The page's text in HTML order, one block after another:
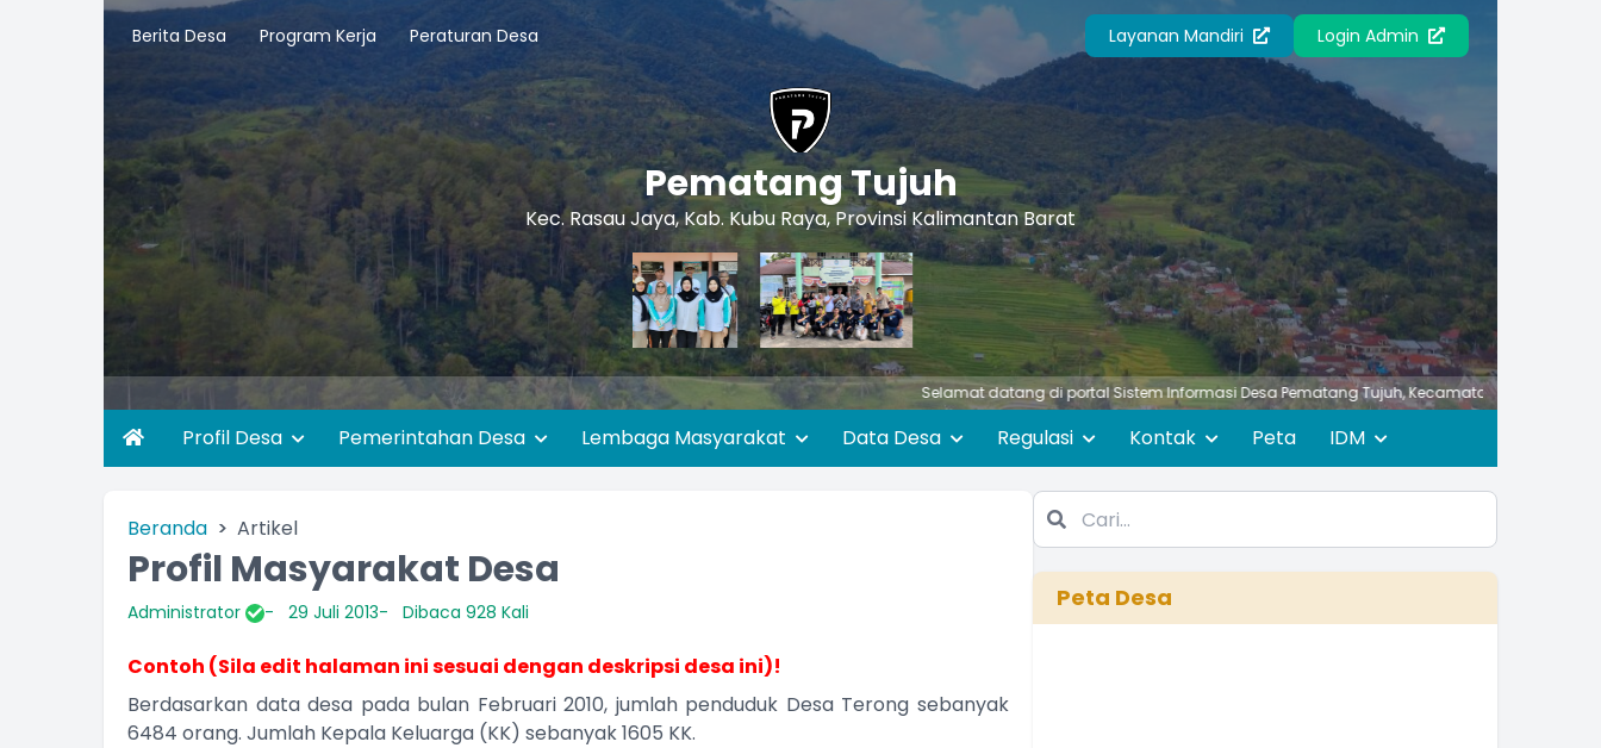
Berita Desa Program Kerja Peraturan Desa Layanan Mandiri Login Admin
Pematang Tujuh
Kec. Rasau Jaya, Kab. Kubu Raya, Provinsi Kalimantan Barat
Selamat datang di portal Sistem Informasi Desa Pematang Tujuh, Kecamatan Rasau Jaya, Kabupaten
Profil Desa Pemerintahan Desa Lembaga Masyarakat Data Desa Regulasi Kontak Peta IDM
Beranda Artikel
Profil Masyarakat Desa
Administrator 29 Juli 2013 Dibaca 928 Kali
Contoh (Sila edit halaman ini sesuai dengan deskripsi desa ini)!
Berdasarkan data desa pada bulan Februari 2010, jumlah penduduk Desa Terong sebanyak
6484 orang. Jumlah Kepala Keluarga (KK) sebanyak 1605 KK.
Peta Desa